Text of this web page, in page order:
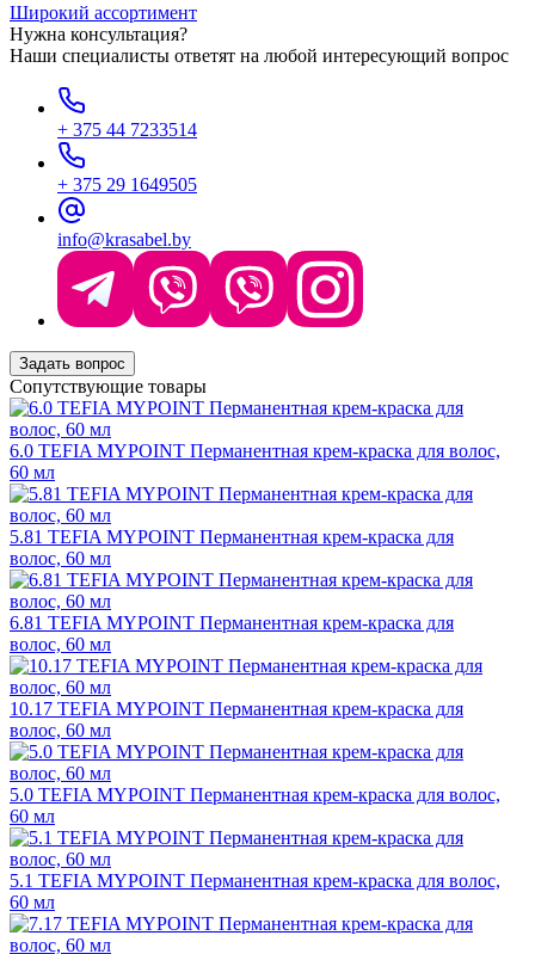
Широкий ассортимент
Нужна консультация?
Наши специалисты ответят на любой интересующий вопрос
+ 375 44 7233514
+ 375 29 1649505
info@krasabel.by
Задать вопрос
Сопутствующие товары
6.0 TEFIA MYPOINT Перманентная крем-краска для волос,
60 мл
5.81 TEFIA MYPOINT Перманентная крем-краска для
волос, 60 мл
6.81 TEFIA MYPOINT Перманентная крем-краска для
волос, 60 мл
10.17 TEFIA MYPOINT Перманентная крем-краска для
волос, 60 мл
5.0 TEFIA MYPOINT Перманентная крем-краска для волос,
60 мл
5.1 TEFIA MYPOINT Перманентная крем-краска для волос,
60 мл